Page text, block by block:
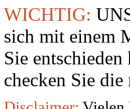
WICHTIG:
sich mit einem
Sie
checken Sie